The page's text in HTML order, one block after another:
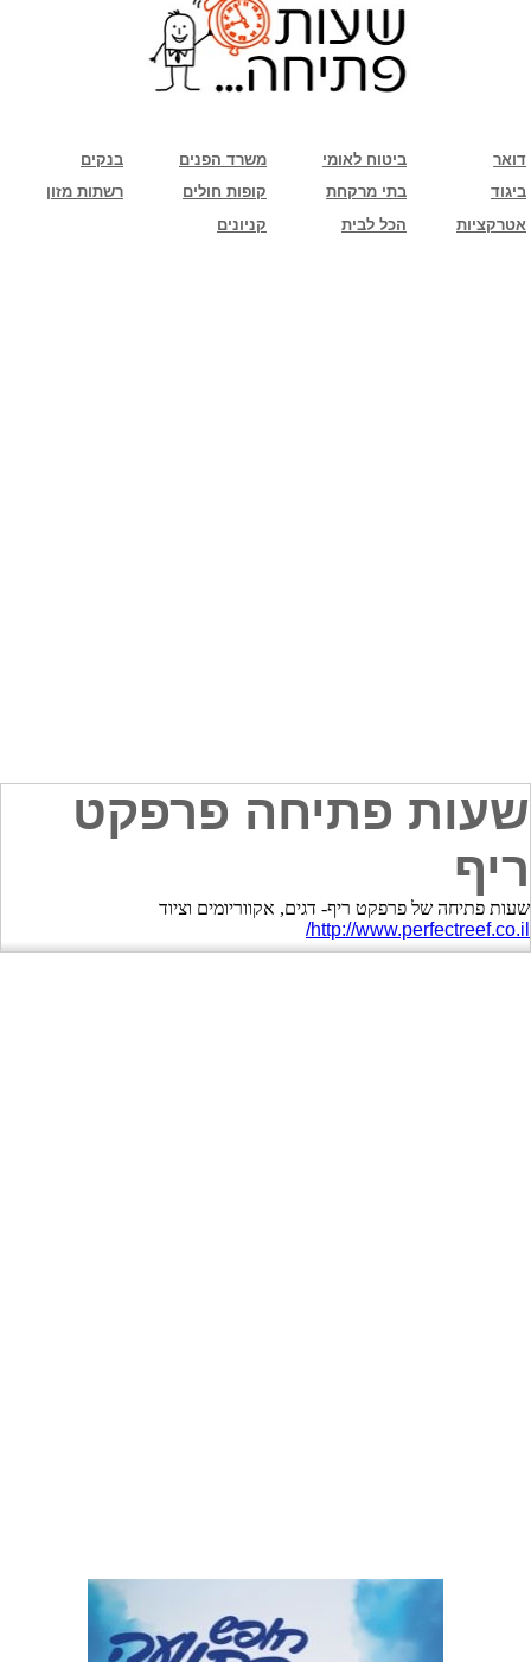
בנקים משרד הפנים ביטוח לאומי
דואר
רשתות מזון
קופות חולים בתי מרקחת
ביגוד
קניונים
הכל לבית אטרקציות
שעות פתיחה פרפקט
ריף
שעות פתיחה של פרפקט ריף- דגים, אקווריומים וציוד
http://www.perfectreef.co.il/